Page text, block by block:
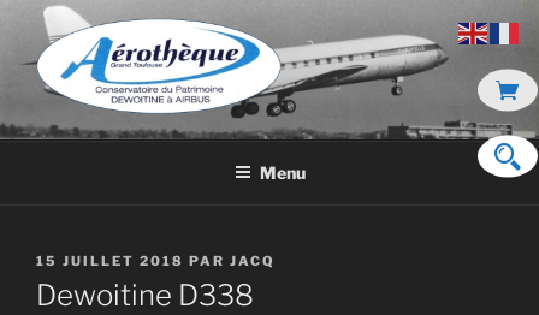
contenu
principal
DE DEWOITINE À AIRBUS
Menu
PUBLIÉ
LE
15 JUILLET 2018 PAR JACQ
Dewoitine D338